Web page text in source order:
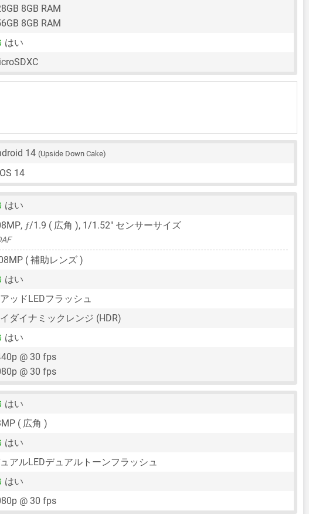
8GB RAM
8GB RAM
はい
14 (Upside Down Cake)
14
はい
, ƒ/1.9 ( 広角 ), 1/1.52" センサーサイズ
( 補助レンズ )
はい
ッドLEDフラッシュ
ダイナミックレンジ (HDR)
はい
@ 30 fps
@ 30 fps
はい
( 広角 )
はい
アルLEDデュアルトーンフラッシュ
はい
@ 30 fps